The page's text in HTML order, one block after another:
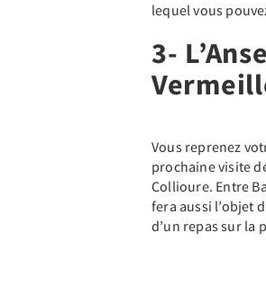
lequel vous
3-
Vous reprenez
prochaine visite
Collioure. Entre
fera aussi l’objet
d’un repas sur la